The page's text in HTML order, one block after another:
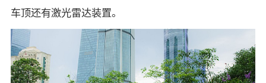
车顶还有激光雷达装置。